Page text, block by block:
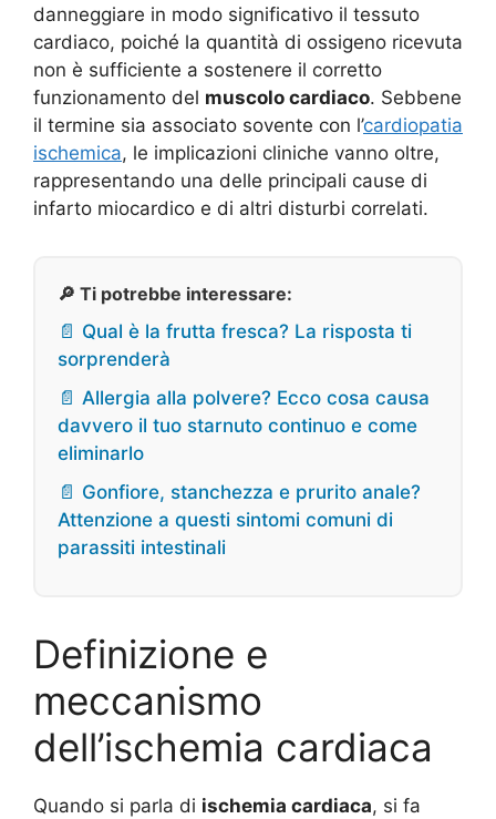
danneggiare in modo significativo il tessuto
cardiaco, poiché la quantità di ossigeno ricevuta
non è sufficiente a sostenere il corretto
funzionamento del muscolo cardiaco. Sebbene
il termine sia associato sovente con l’cardiopatia
ischemica, le implicazioni cliniche vanno oltre,
rappresentando una delle principali cause di
infarto miocardico e di altri disturbi correlati.
🔎 Ti potrebbe interessare:
📄 Qual è la frutta fresca? La risposta ti
sorprenderà
📄 Allergia alla polvere? Ecco cosa causa
davvero il tuo starnuto continuo e come
eliminarlo
📄 Gonfiore, stanchezza e prurito anale?
Attenzione a questi sintomi comuni di
parassiti intestinali
Definizione e
meccanismo
dell’ischemia cardiaca
Quando si parla di ischemia cardiaca, si fa